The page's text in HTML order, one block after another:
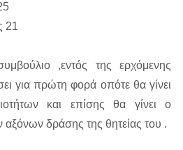
21
,εντός της ερχόμενης
για πρώτη φορά οπότε θα γίνει
και επίσης θα γίνει ο
δράσης της θητείας του .